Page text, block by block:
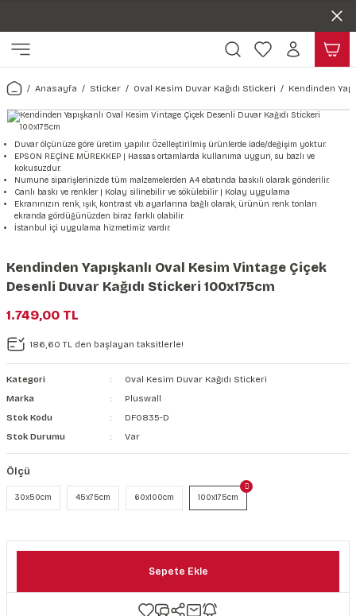
Harita & Şehir Duvar Kağıdı
Türkiye Serisi Duvar Kağıdı
Şehir & Ülke Duvar Kağıdı
Duvar Kağıdı
Çiçek Duvar Kağıdı
Hayvan, Yaprak & Çiçek
Yaprak Desenli Duvar Kağıdı
Hayvan Duvar Kağıdı
Kağıdı
Doğa & Manza Duvar Kağıdı
Manzara Duvar Kağıdı
Orman Duvar Kağıdı
Tasarım & Sanatsal Duvar
Sanat Duvar Kağıdı
Geometrik Duvar Kağıdı
Araba Duvar Kağıdı
Sağlık Duvar Kağıdı
Taş Desenli Duvar Kağıdı
Ahşap, Mermer & Taş
Mermer Desenli Duvar Kağıdı
Taş Desenli Duvar Kağıdı
Ahşap Desenli Duvar Kağıdı
Duvar Kanvası
Kağıdı Stickeri
Seti
Anasayfa Sticker Oval Kesim Duvar Kağıdı Stickeri Kendinden
Duvar ölçünüze göre üretim yapılır. Özelleştirilmiş ürünlerde iade/değişim yoktur.
EPSON REÇİNE MÜREKKEP | Hassas ortamlarda kullanıma uygun, su bazlı ve
kokusuzdur.
Numune siparişlerinizde tüm malzemelerden A4 ebatında baskılı olarak gönderilir.
Canlı baskı ve renkler | Kolay silinebilir ve sökülebilir | Kolay uygulama
Ekranınızın renk, ışık, kontrast vb. ayarlarına bağlı olarak, ürünün renk tonları
ekranda gördüğünüzden biraz farklı olabilir.
İstanbul içi uygulama hizmetimiz vardır.
Kendinden Yapışkanlı Oval Kesim Vintage Çiçek
Desenli Duvar Kağıdı Stickeri 100x175cm
1.749,00 TL
186,60 TL den başlayan taksitlerle!
Kategori
Oval Kesim Duvar Kağıdı Stickeri
Marka
Pluswall
Stok Kodu
DF0835-D
Stok Durumu
Var
Ölçü
30x50cm 45x75cm 60x100cm 100x175cm
Sepete Ekle